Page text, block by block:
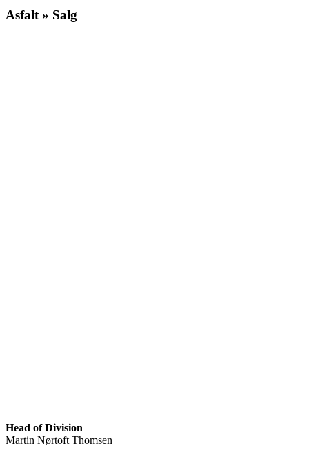
Asfalt » Salg
Head of Division
Martin Nørtoft Thomsen